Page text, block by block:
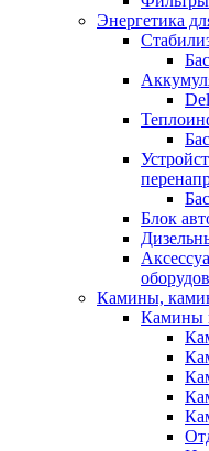
Энергетика
Блок
Камины,
Камины